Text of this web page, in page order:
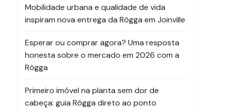
Mobilidade urbana e qualidade de vida
inspiram nova entrega da Rôgga em Joinville
Esperar ou comprar agora? Uma resposta
honesta sobre o mercado em 2026 com a
Rôgga
Primeiro imóvel na planta sem dor de
cabeça: guia Rôgga direto ao ponto